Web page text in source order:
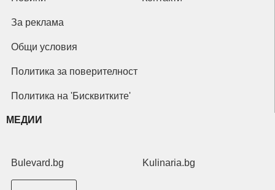
За реклама
Общи условия
Политика за поверителност
Политика на 'Бисквитките'
МЕДИИ
Bulevard.bg Kulinaria.bg